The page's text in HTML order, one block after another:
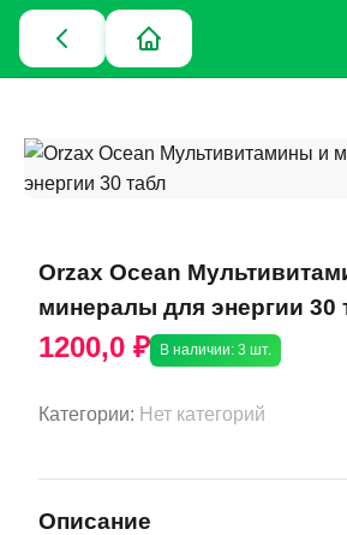
Orzax Ocean
минералы для энергии 30
1200,0 ₽ В наличии: 3 шт.
Категории: Нет категорий
Описание